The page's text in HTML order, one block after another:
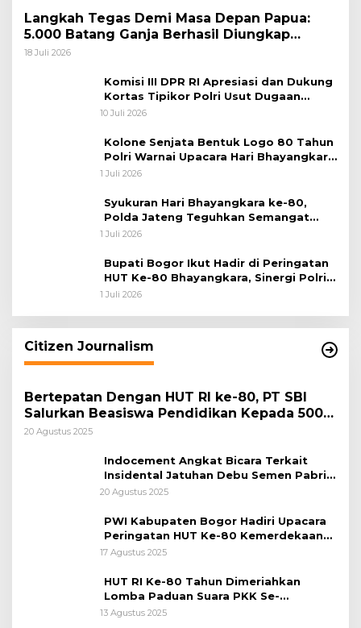
Langkah Tegas Demi Masa Depan Papua:
5.000 Batang Ganja Berhasil Diungkap
Koops TNI Habema
18 Juli 2026
Komisi III DPR RI Apresiasi dan Dukung
Kortas Tipikor Polri Usut Dugaan
Korupsi Batu Bara
10 Juli 2026
Kolone Senjata Bentuk Logo 80 Tahun
Polri Warnai Upacara Hari Bhayangkara
ke-80
1 Juli 2026
Syukuran Hari Bhayangkara ke-80,
Polda Jateng Teguhkan Semangat
Pengabdian dan Pererat Kebersamaan
1 Juli 2026
Bupati Bogor Ikut Hadir di Peringatan
HUT Ke-80 Bhayangkara, Sinergi Polri
dan Pemkab Bogor Jadi Kunci Menjaga
1 Juli 2026
Citizen Journalism
Bertepatan Dengan HUT RI ke-80, PT SBI
Salurkan Beasiswa Pendidikan Kepada 500
Pelajar
20 Agustus 2025
Indocement Angkat Bicara Terkait
Insidental Jatuhan Debu Semen Pabrik
Citeureup
20 Agustus 2025
PWI Kabupaten Bogor Hadiri Upacara
Peringatan HUT Ke-80 Kemerdekaan
RI, di Lapangan Tegar Beriman
17 Agustus 2025
HUT RI Ke-80 Tahun Dimeriahkan
Lomba Paduan Suara PKK Se-
Kabupaten Bogor
13 Agustus 2025